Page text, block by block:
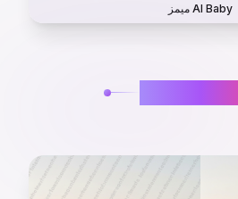
ميمز AI Baby